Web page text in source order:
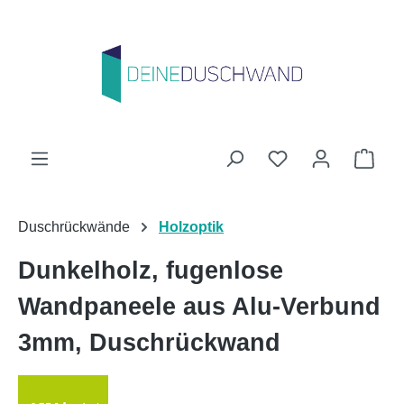
Du hast 0
Duschrückwände Holzoptik
Dunkelholz, fugenlose
Wandpaneele aus Alu-Verbund
3mm, Duschrückwand